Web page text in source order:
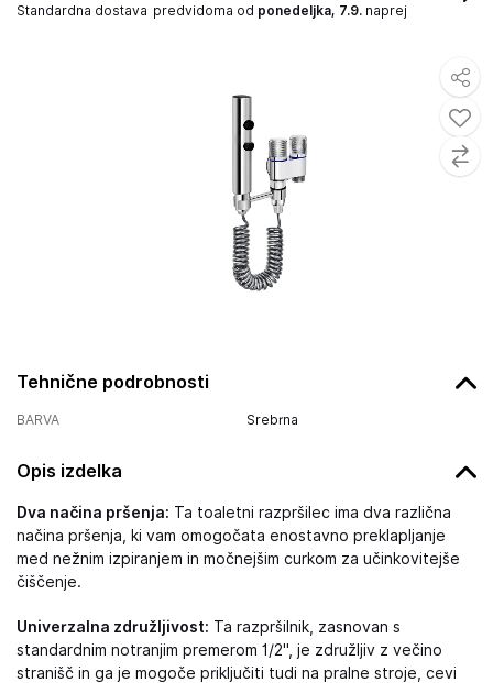
Tehnične podrobnosti
BARVA Srebrna
Opis izdelka
Dva načina pršenja: Ta toaletni razpršilec ima dva različna
načina pršenja, ki vam omogočata enostavno preklapljanje
med nežnim izpiranjem in močnejšim curkom za učinkovitejše
čiščenje.
Univerzalna združljivost: Ta razpršilnik, zasnovan s
standardnim notranjim premerom 1/2", je združljiv z večino
stranišč in ga je mogoče priključiti tudi na pralne stroje, cevi
Standardna dostava predvidoma od ponedeljka, 7.9. naprej